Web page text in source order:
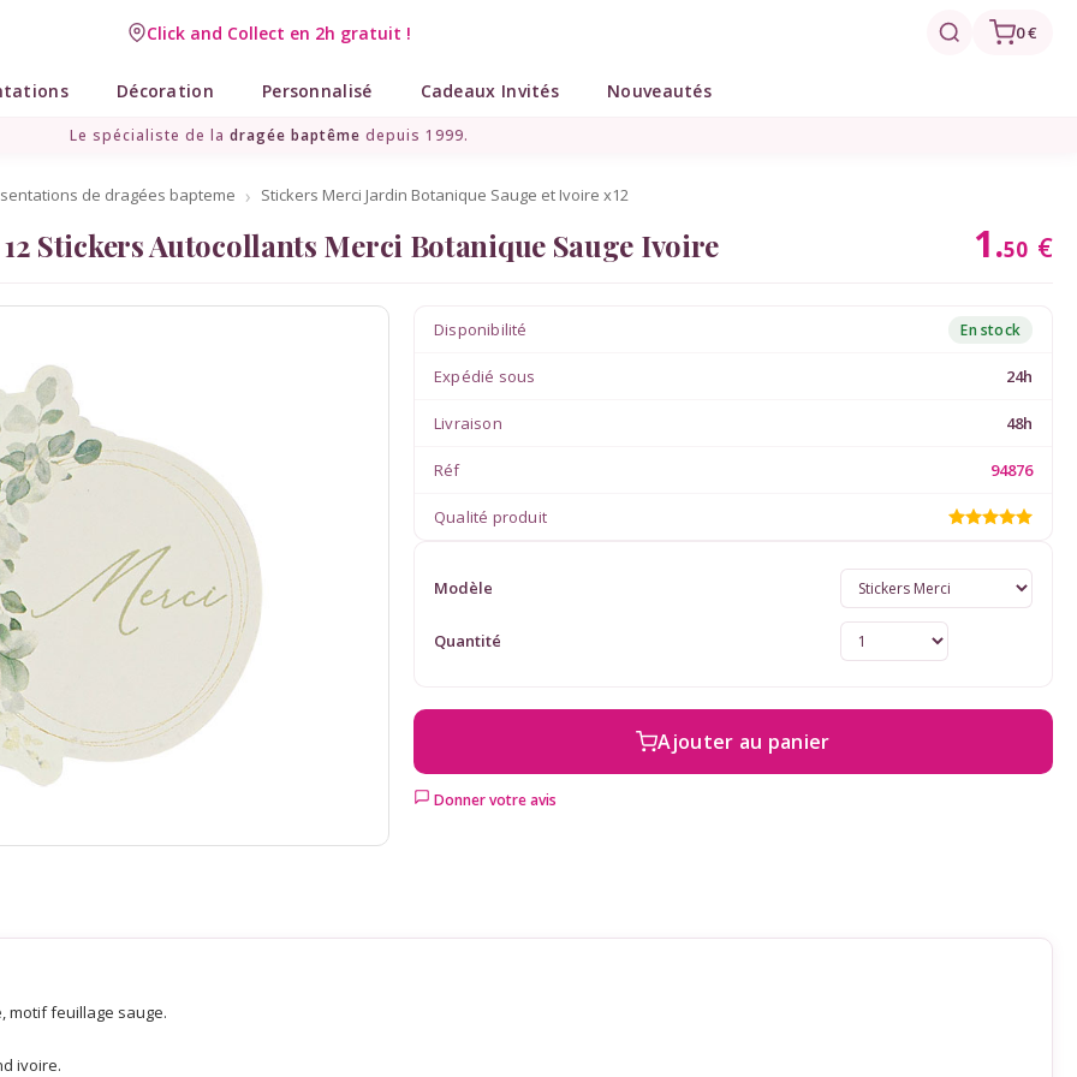
Click and Collect en 2h gratuit !
Livraison point relais gratuit dès 89 € ! 0 €
Décoration Personnalisé Cadeaux Invités Nouveautés
Le spécialiste de la dragée baptême depuis 1999.
de dragées bapteme Stickers Merci Jardin Botanique Sauge et Ivoire x12
12 Stickers Autocollants Merci Botanique Sauge Ivoire 1.50 €
Disponibilité En stock
Expédié sous 24h
Livraison 48h
Réf 94876
Qualité produit
Modèle
Quantité
Ajouter au panier
Donner votre avis
motif feuillage sauge.
ivoire.